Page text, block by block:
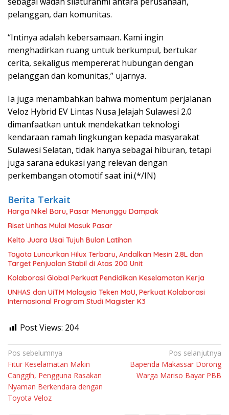
pelanggan, dan komunitas.
“Intinya adalah kebersamaan. Kami ingin
menghadirkan ruang untuk berkumpul, bertukar
cerita, sekaligus mempererat hubungan dengan
pelanggan dan komunitas,” ujarnya.
Ia juga menambahkan bahwa momentum perjalanan
Veloz Hybrid EV Lintas Nusa Jelajah Sulawesi 2.0
dimanfaatkan untuk mendekatkan teknologi
kendaraan ramah lingkungan kepada masyarakat
Sulawesi Selatan, tidak hanya sebagai hiburan, tetapi
juga sarana edukasi yang relevan dengan
perkembangan otomotif saat ini.(*/IN)
Berita Terkait
Harga Nikel Baru, Pasar Menunggu Dampak
Riset Unhas Mulai Masuk Pasar
Kelto Juara Usai Tujuh Bulan Latihan
Toyota Luncurkan Hilux Terbaru, Andalkan Mesin 2.8L dan
Target Penjualan Stabil di Atas 200 Unit
Kolaborasi Global Perkuat Pendidikan Keselamatan Kerja
UNHAS dan UiTM Malaysia Teken MoU, Perkuat Kolaborasi
Internasional Program Studi Magister K3
Post Views: 204
Navigasi
pos
Pos sebelumnya
Fitur Keselamatan Makin
Canggih, Pengguna Rasakan
Nyaman Berkendara dengan
Toyota Veloz
Pos selanjutnya
Bapenda Makassar Dorong
Warga Mariso Bayar PBB